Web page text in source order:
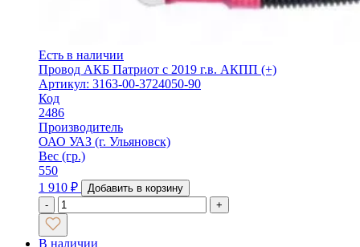
Есть в наличии
Провод АКБ Патриот с 2019 г.в. АКПП (+)
Артикул: 3163-00-3724050-90
Код
2486
Производитель
ОАО УАЗ (г. Ульяновск)
Вес (гр.)
550
1 910 ₽
Добавить в корзину
-
+
В наличии